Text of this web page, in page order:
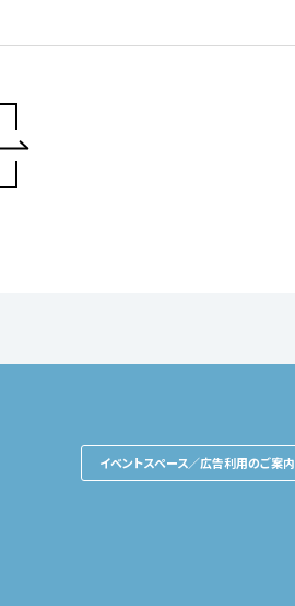
イベントスペース／広告利用のご案内